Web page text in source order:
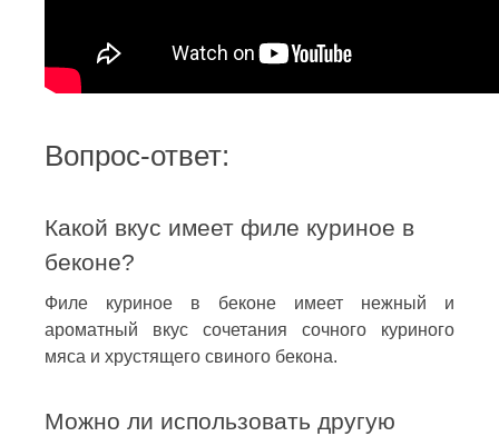
Вопрос-ответ:
Какой вкус имеет филе куриное в
беконе?
Филе куриное в беконе имеет нежный и
ароматный вкус сочетания сочного куриного
мяса и хрустящего свиного бекона.
Можно ли использовать другую